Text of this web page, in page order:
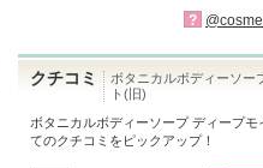
?
クチコミ
ボタニカルボディーソー
ト(旧)
ボタニカルボディーソープ ディープモ
てのクチコミをピックアップ！